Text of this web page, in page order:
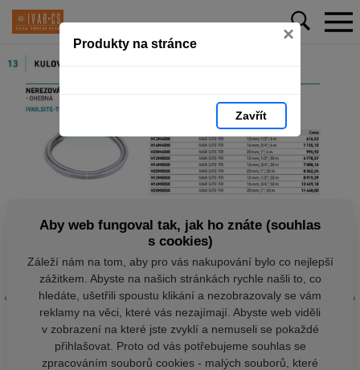
Produkty na stránce ×
Zavřít
Aby web fungoval tak, jak ho znáte (souhlas
s cookies)
Záleží nám na tom, aby pro vás nakupování bylo co nejlepší
zážitkem. Abyste na našich stránkách rychle našli to, co
hledáte, ušetřili spoustu klikání a nezobrazovaly se vám
reklamy na věci, které vás nezajímají. Abyste web viděli
v zobrazení na které jste zvyklí a nemuseli se pokaždé
přihlašovat. Proto od vás potřebujeme souhlas se
zpracováním souborů cookies - malých souborů, které